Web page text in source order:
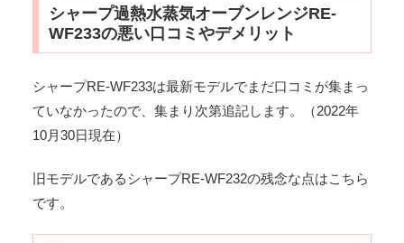
シャープ過熱水蒸気オーブンレンジRE-
WF233の悪い口コミやデメリット
シャープRE-WF233は最新モデルでまだ口コミが集まっ
ていなかったので、集まり次第追記します。（2022年
10月30日現在）
旧モデルであるシャープRE-WF232の残念な点はこちら
です。